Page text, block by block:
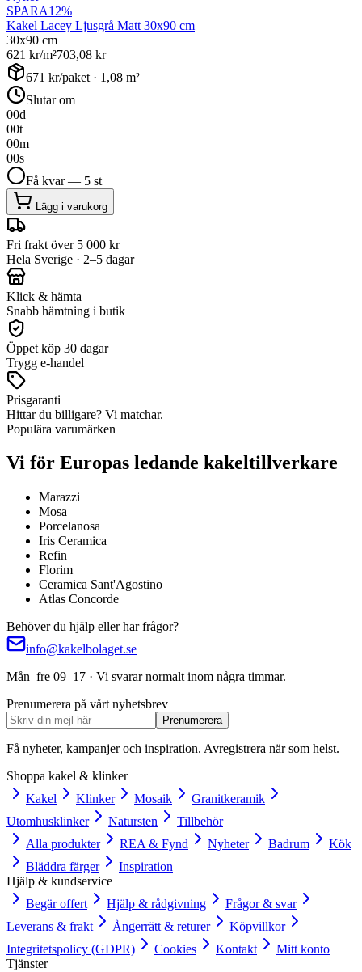
SPARA12%
Kakel Lacey Ljusgrå Matt 30x90 cm
30x90 cm
621 kr/m²703,08 kr
671 kr/paket · 1,08 m²
Slutar om
00d
00t
00m
00s
Få kvar — 5 st
Lägg i varukorg
Fri frakt över 5 000 kr
Hela Sverige · 2–5 dagar
Klick & hämta
Snabb hämtning i butik
Öppet köp 30 dagar
Trygg e-handel
Prisgaranti
Hittar du billigare? Vi matchar.
Populära varumärken
Vi för Europas ledande kakeltillverkare
Marazzi
Mosa
Porcelanosa
Iris Ceramica
Refin
Florim
Ceramica Sant'Agostino
Atlas Concorde
Behöver du hjälp eller har frågor?
info@kakelbolaget.se
Mån–fre 09–17 · Vi svarar normalt inom några timmar.
Prenumerera på vårt nyhetsbrev
Prenumerera
Få nyheter, kampanjer och inspiration. Avregistrera när som helst.
Shoppa kakel & klinker
Kakel
Klinker Mosaik
Granitkeramik
Utomhusklinker
Natursten
Tillbehör
Alla produkter
REA & Fynd Nyheter Badrum
Kök
Bläddra färger
Inspiration
Hjälp & kundservice
Begär offert
Hjälp & rådgivning
Frågor & svar
Leverans & frakt
Ångerrätt & returer
Köpvillkor
Integritetspolicy (GDPR)
Cookies Kontakt
Mitt konto
Tjänster